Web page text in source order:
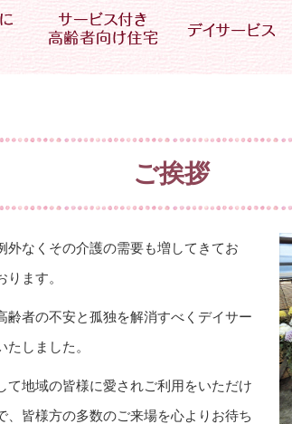
ご挨拶
なくその介護の需要も増してきてお
ます。
者の不安と孤独を解消すべくデイサー
しました。
地域の皆様に愛されご利用をいただけ
皆様方の多数のご来場を心よりお待ち